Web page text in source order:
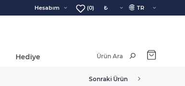
Hesabım (0) 🌐
Hediye
Sonraki Ürün